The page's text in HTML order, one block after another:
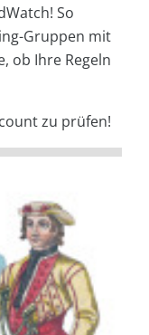
So
Gruppen mit
ob Ihre Regeln
zu prüfen!